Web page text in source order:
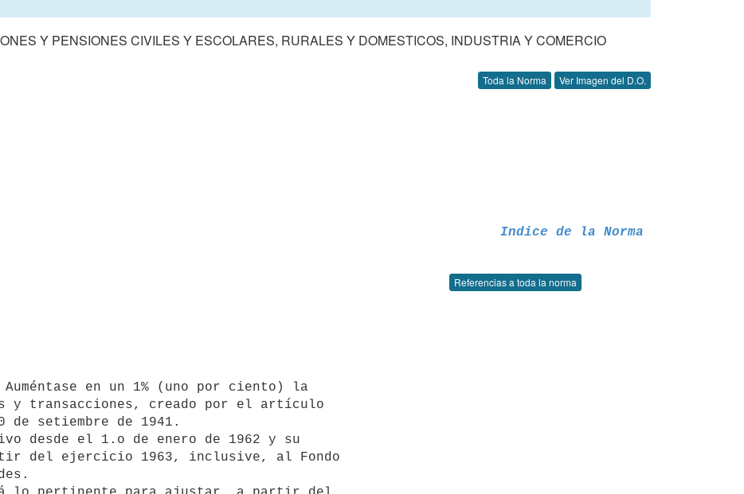
Y PENSIONES CIVILES Y ESCOLARES, RURALES Y DOMESTICOS, INDUSTRIA Y COMERCIO
Toda la Norma Ver Imagen del D.O.
Indice de la Norma
Referencias a toda la norma
y transacciones, creado por el artículo
setiembre de 1941.
del ejercicio 1963, inclusive, al Fondo